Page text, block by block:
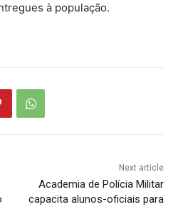
à população.
Next article
Academia de Polícia Militar
capacita alunos-oficiais para